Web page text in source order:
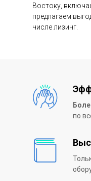
Востоку,
предлагаем
числе лизинг.
по